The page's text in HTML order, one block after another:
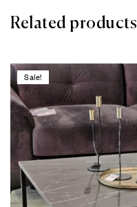
Related products
Sale!